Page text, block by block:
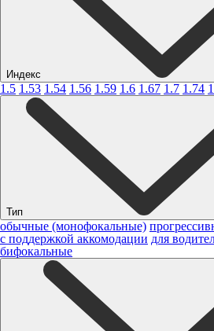
Индекс
1.5 1.53 1.54 1.56 1.59 1.6 1.67 1.7 1.74
Тип
обычные (монофокальные)
с поддержкой аккомодации для
бифокальные